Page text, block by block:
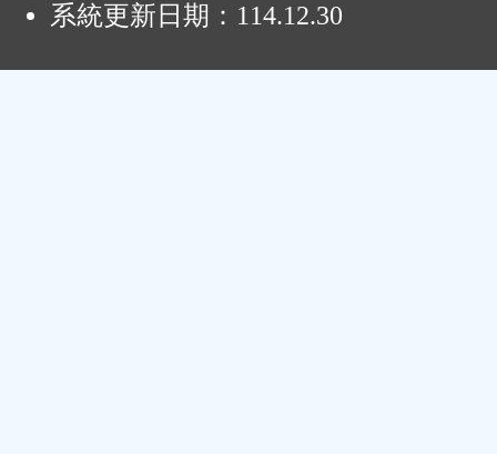
系統更新日期： 114.12.30